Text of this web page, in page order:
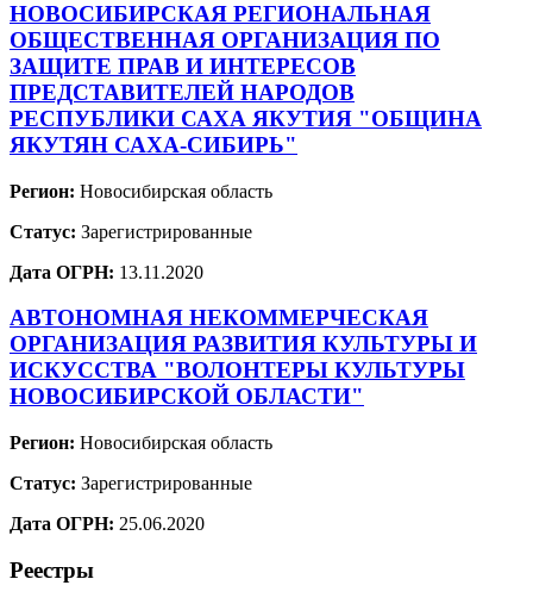
НОВОСИБИРСКАЯ РЕГИОНАЛЬНАЯ
ОБЩЕСТВЕННАЯ ОРГАНИЗАЦИЯ ПО
ЗАЩИТЕ ПРАВ И ИНТЕРЕСОВ
ПРЕДСТАВИТЕЛЕЙ НАРОДОВ
РЕСПУБЛИКИ САХА ЯКУТИЯ "ОБЩИНА
ЯКУТЯН САХА-СИБИРЬ"
Регион: Новосибирская область
Статус: Зарегистрированные
Дата ОГРН: 13.11.2020
АВТОНОМНАЯ НЕКОММЕРЧЕСКАЯ
ОРГАНИЗАЦИЯ РАЗВИТИЯ КУЛЬТУРЫ И
ИСКУССТВА "ВОЛОНТЕРЫ КУЛЬТУРЫ
НОВОСИБИРСКОЙ ОБЛАСТИ"
Регион: Новосибирская область
Статус: Зарегистрированные
Дата ОГРН: 25.06.2020
Реестры